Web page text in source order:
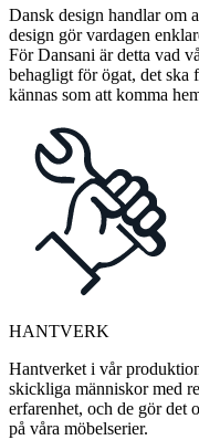
Dansk design handlar om
design gör vardagen
För Dansani är detta vad
behagligt för ögat, det ska
kännas som att komma
HANTVERK
Hantverket i vår
skickliga människor med
erfarenhet, och de gör det
på våra möbelserier.